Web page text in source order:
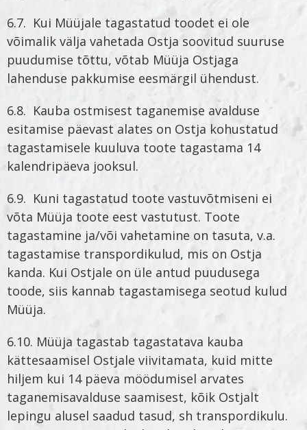
6.7. Kui Müüjale tagastatud toodet ei ole
võimalik välja vahetada Ostja soovitud suuruse
puudumise tõttu, võtab Müüja Ostjaga
lahenduse pakkumise eesmärgil ühendust.
6.8. Kauba ostmisest taganemise avalduse
esitamise päevast alates on Ostja kohustatud
tagastamisele kuuluva toote tagastama 14
kalendripäeva jooksul.
6.9. Kuni tagastatud toote vastuvõtmiseni ei
võta Müüja toote eest vastutust. Toote
tagastamine ja/või vahetamine on tasuta, v.a.
tagastamise transpordikulud, mis on Ostja
kanda. Kui Ostjale on üle antud puudusega
toode, siis kannab tagastamisega seotud kulud
Müüja.
6.10. Müüja tagastab tagastatava kauba
kättesaamisel Ostjale viivitamata, kuid mitte
hiljem kui 14 päeva möödumisel arvates
taganemisavalduse saamisest, kõik Ostjalt
lepingu alusel saadud tasud, sh transpordikulu.